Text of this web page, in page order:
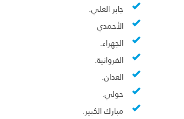
جابر العلي.
الأحمدي
الجهراء.
الفروانية.
العدان.
حولي.
مبارك الكبير.